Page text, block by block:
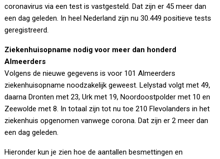
coronavirus via een test is vastgesteld. Dat zijn er 45 meer dan
een dag geleden. In heel Nederland zijn nu 30.449 positieve tests
geregistreerd.
Ziekenhuisopname nodig voor meer dan honderd
Almeerders
Volgens de nieuwe gegevens is voor 101 Almeerders
ziekenhuisopname noodzakelijk geweest. Lelystad volgt met 49,
daarna Dronten met 23, Urk met 19, Noordoostpolder met 10 en
Zeewolde met 8. In totaal zijn tot nu toe 210 Flevolanders in het
ziekenhuis opgenomen vanwege corona. Dat zijn er 2 meer dan
een dag geleden.
Hieronder kun je zien hoe de aantallen besmettingen en